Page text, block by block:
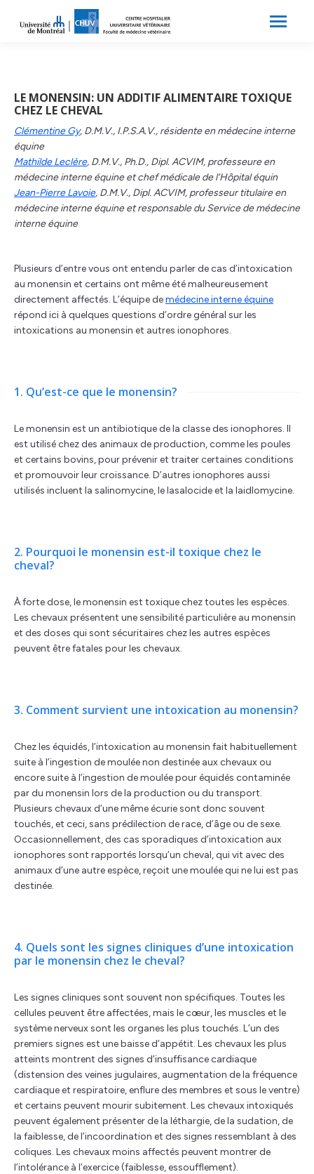
LE MONENSIN: UN ADDITIF ALIMENTAIRE TOXIQUE
CHEZ LE CHEVAL
Clémentine Gy, D.M.V., I.P.S.A.V., résidente en médecine interne
équine
Mathilde Leclère, D.M.V., Ph.D., Dipl. ACVIM, professeure en
médecine interne équine et chef médicale de l’Hôpital équin
Jean-Pierre Lavoie, D.M.V., Dipl. ACVIM, professeur titulaire en
médecine interne équine et responsable du Service de médecine
interne équine
Plusieurs d’entre vous ont entendu parler de cas d’intoxication
au monensin et certains ont même été malheureusement
directement affectés. L’équipe demédecine interne équine
répond ici à quelques questions d’ordre général sur les
intoxications au monensin et autres ionophores.
1. Qu’est-ce que le monensin?
Le monensin est un antibiotique de la classe des ionophores. Il
est utilisé chez des animaux de production, comme les poules
et certains bovins, pour prévenir et traiter certaines conditions
et promouvoir leur croissance. D’autres ionophores aussi
utilisés incluent la salinomycine, le lasalocide et la laidlomycine.
2. Pourquoi le monensin est-il toxique chez le
cheval?
À forte dose, le monensin est toxique chez toutes les espèces.
Les chevaux présentent une sensibilité particulière au monensin
et des doses qui sont sécuritaires chez les autres espèces
peuvent être fatales pour les chevaux.
3. Comment survient une intoxication au monensin?
Chez les équidés, l’intoxication au monensin fait habituellement
suite à l’ingestion de moulée non destinée aux chevaux ou
encore suite à l’ingestion de moulée pour équidés contaminée
par du monensin lors de la production ou du transport.
Plusieurs chevaux d’une même écurie sont donc souvent
touchés, et ceci, sans prédilection de race, d’âge ou de sexe.
Occasionnellement, des cas sporadiques d’intoxication aux
ionophores sont rapportés lorsqu’un cheval, qui vit avec des
animaux d’une autre espèce, reçoit une moulée qui ne lui est pas
destinée.
4. Quels sont les signes cliniques d’une intoxication
par le monensin chez le cheval?
Les signes cliniques sont souvent non spécifiques. Toutes les
cellules peuvent être affectées, mais le cœur, les muscles et le
système nerveux sont les organes les plus touchés. L’un des
premiers signes est une baisse d’appétit. Les chevaux les plus
atteints montrent des signes d’insuffisance cardiaque
(distension des veines jugulaires, augmentation de la fréquence
cardiaque et respiratoire, enflure des membres et sous le ventre)
et certains peuvent mourir subitement. Les chevaux intoxiqués
peuvent également présenter de la léthargie, de la sudation, de
la faiblesse, de l’incoordination et des signes ressemblant à des
coliques. Les chevaux moins affectés peuvent montrer de
l’intolérance à l’exercice (faiblesse, essoufflement).